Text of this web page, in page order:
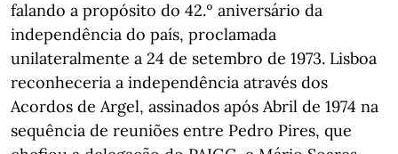
falando a propósito do 42.º aniversário da
independência do país, proclamada
unilateralmente a 24 de setembro de 1973. Lisboa
reconheceria a independência através dos
Acordos de Argel, assinados após Abril de 1974 na
sequência de reuniões entre Pedro Pires, que